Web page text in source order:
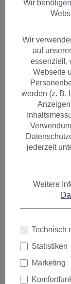
2 Clips
glatt 45
18
Farbe
Wir
Wir
auf
essenziell,
Webseite
werden (z. B.
jederzeit
Weitere
Technisch
Statistiken
Marketing